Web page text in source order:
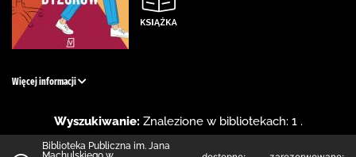
Więcej informacji
Wyszukiwanie: Znalezione w bibliotekach: 1 .
Biblioteka Publiczna im. Jana